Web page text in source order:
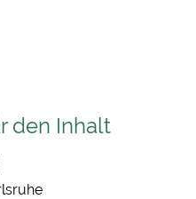
den Inhalt